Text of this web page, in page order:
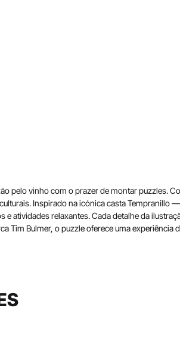
pelo vinho com o prazer de montar puzzles.
Inspirado na icónica casta
e atividades relaxantes. Cada detalhe da
Tim Bulmer, o puzzle oferece uma